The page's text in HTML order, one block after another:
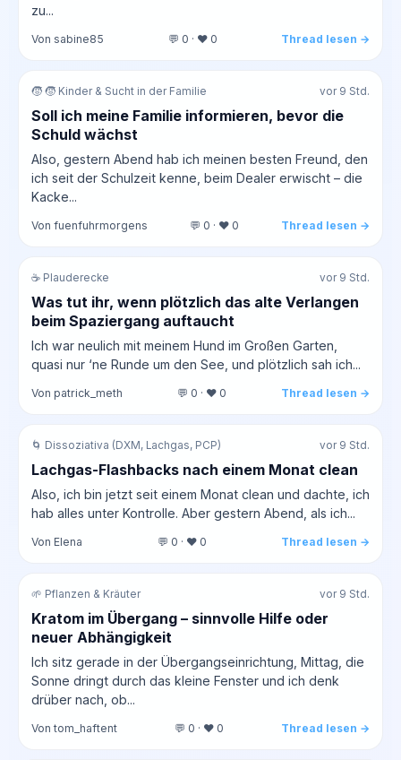
zu...
Von sabine85 💬 0 · ❤️ 0 Thread lesen →
🧒 🧒 Kinder & Sucht in der Familie vor 9 Std.
Soll ich meine Familie informieren, bevor die
Schuld wächst
Also, gestern Abend hab ich meinen besten Freund, den
ich seit der Schulzeit kenne, beim Dealer erwischt – die
Kacke...
Von fuenfuhrmorgens 💬 0 · ❤️ 0 Thread lesen →
☕ Plauderecke vor 9 Std.
Was tut ihr, wenn plötzlich das alte Verlangen
beim Spaziergang auftaucht
Ich war neulich mit meinem Hund im Großen Garten,
quasi nur ‘ne Runde um den See, und plötzlich sah ich...
Von patrick_meth 💬 0 · ❤️ 0 Thread lesen →
🌀 Dissoziativa (DXM, Lachgas, PCP) vor 9 Std.
Lachgas-Flashbacks nach einem Monat clean
Also, ich bin jetzt seit einem Monat clean und dachte, ich
hab alles unter Kontrolle. Aber gestern Abend, als ich...
Von Elena 💬 0 · ❤️ 0 Thread lesen →
🌱 Pflanzen & Kräuter vor 9 Std.
Kratom im Übergang – sinnvolle Hilfe oder
neuer Abhängigkeit
Ich sitz gerade in der Übergangseinrichtung, Mittag, die
Sonne dringt durch das kleine Fenster und ich denk
drüber nach, ob...
Von tom_haftent 💬 0 · ❤️ 0 Thread lesen →